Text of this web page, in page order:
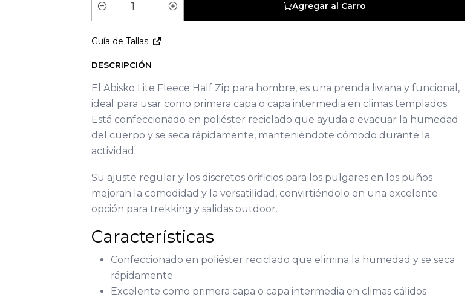
Cantidad
Agregar al Carro
Guía de Tallas
DESCRIPCIÓN
El Abisko Lite Fleece Half Zip para hombre, es una prenda liviana y funcional,
ideal para usar como primera capa o capa intermedia en climas templados.
Está confeccionado en poliéster reciclado que ayuda a evacuar la humedad
del cuerpo y se seca rápidamente, manteniéndote cómodo durante la
actividad.
Su ajuste regular y los discretos orificios para los pulgares en los puños
mejoran la comodidad y la versatilidad, convirtiéndolo en una excelente
opción para trekking y salidas outdoor.
Características
Confeccionado en poliéster reciclado que elimina la humedad y se seca
rápidamente
Excelente como primera capa o capa intermedia en climas cálidos